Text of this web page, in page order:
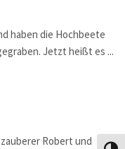
haben die Hochbeete
Jetzt heißt es ...
Robert und